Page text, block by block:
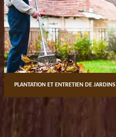
PLANTATION ET ENTRETIEN DE